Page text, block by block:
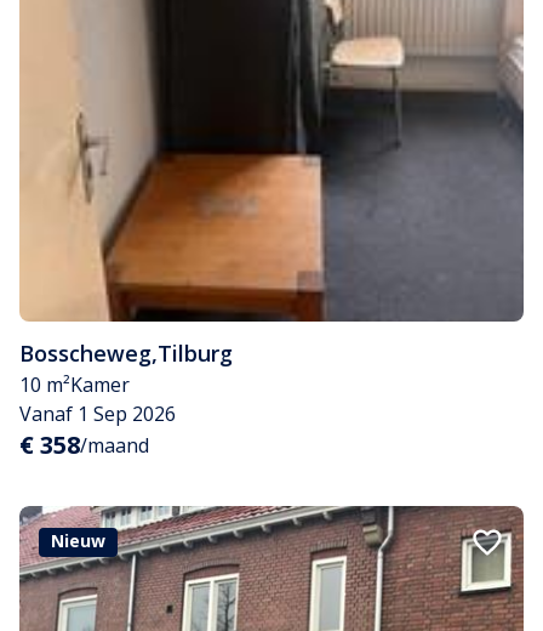
Bosscheweg,Tilburg
10 m²Kamer
Vanaf 1 Sep 2026
€ 358/maand
Nieuw